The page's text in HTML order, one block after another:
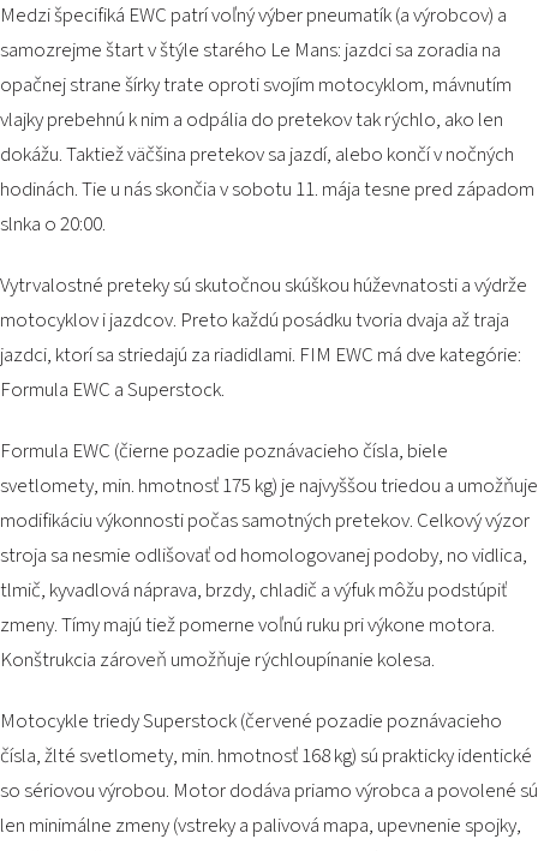
Medzi špecifiká EWC patrí voľný výber pneumatík (a výrobcov) a
samozrejme štart v štýle starého Le Mans: jazdci sa zoradia na
opačnej strane šírky trate oproti svojím motocyklom, mávnutím
vlajky prebehnú k nim a odpália do pretekov tak rýchlo, ako len
dokážu. Taktiež väčšina pretekov sa jazdí, alebo končí v nočných
hodinách. Tie u nás skončia v sobotu 11. mája tesne pred západom
slnka o 20:00.
Vytrvalostné preteky sú skutočnou skúškou húževnatosti a výdrže
motocyklov i jazdcov. Preto každú posádku tvoria dvaja až traja
jazdci, ktorí sa striedajú za riadidlami. FIM EWC má dve kategórie:
Formula EWC a Superstock.
Formula EWC (čierne pozadie poznávacieho čísla, biele
svetlomety, min. hmotnosť 175 kg) je najvyššou triedou a umožňuje
modifikáciu výkonnosti počas samotných pretekov. Celkový výzor
stroja sa nesmie odlišovať od homologovanej podoby, no vidlica,
tlmič, kyvadlová náprava, brzdy, chladič a výfuk môžu podstúpiť
zmeny. Tímy majú tiež pomerne voľnú ruku pri výkone motora.
Konštrukcia zároveň umožňuje rýchloupínanie kolesa.
Motocykle triedy Superstock (červené pozadie poznávacieho
čísla, žlté svetlomety, min. hmotnosť 168 kg) sú prakticky identické
so sériovou výrobou. Motor dodáva priamo výrobca a povolené sú
len minimálne zmeny (vstreky a palivová mapa, upevnenie spojky,